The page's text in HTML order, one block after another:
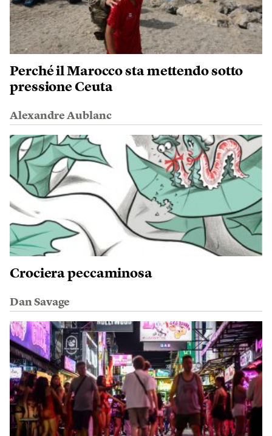
Perché il Marocco sta mettendo sotto
pressione Ceuta
Alexandre Aublanc
Crociera peccaminosa
Dan Savage